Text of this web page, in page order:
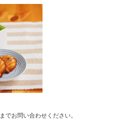
までお問い合わせください。